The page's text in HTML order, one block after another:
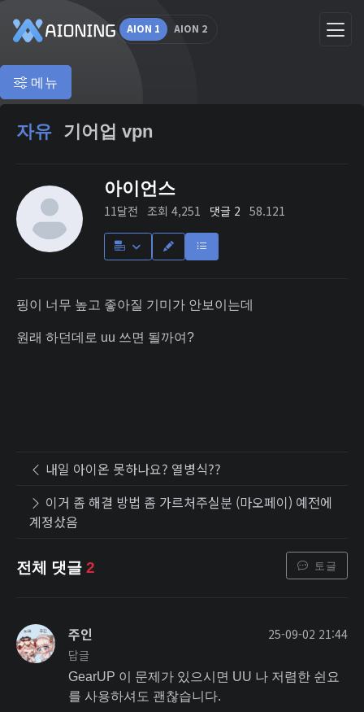
AION 1 AION 2
메뉴
자유 기어업 vpn
아이언스
11달전 조회 4,251 댓글 2 58.121
핑이 너무 높고 좋아질 기미가 안보이는데
원래 하던데로 uu 쓰면 될까여?
내일 아이온 못하나요? 열병식??
이거 좀 해결 방법 좀 가르처주실분 (마오페이) 예전에
계정샀음
전체 댓글 2 토글
주인
25-09-02 21:44
답글
GearUP 이 문제가 있으시면 UU 나 저렴한 쉰요
를 사용하셔도 괜찮습니다.